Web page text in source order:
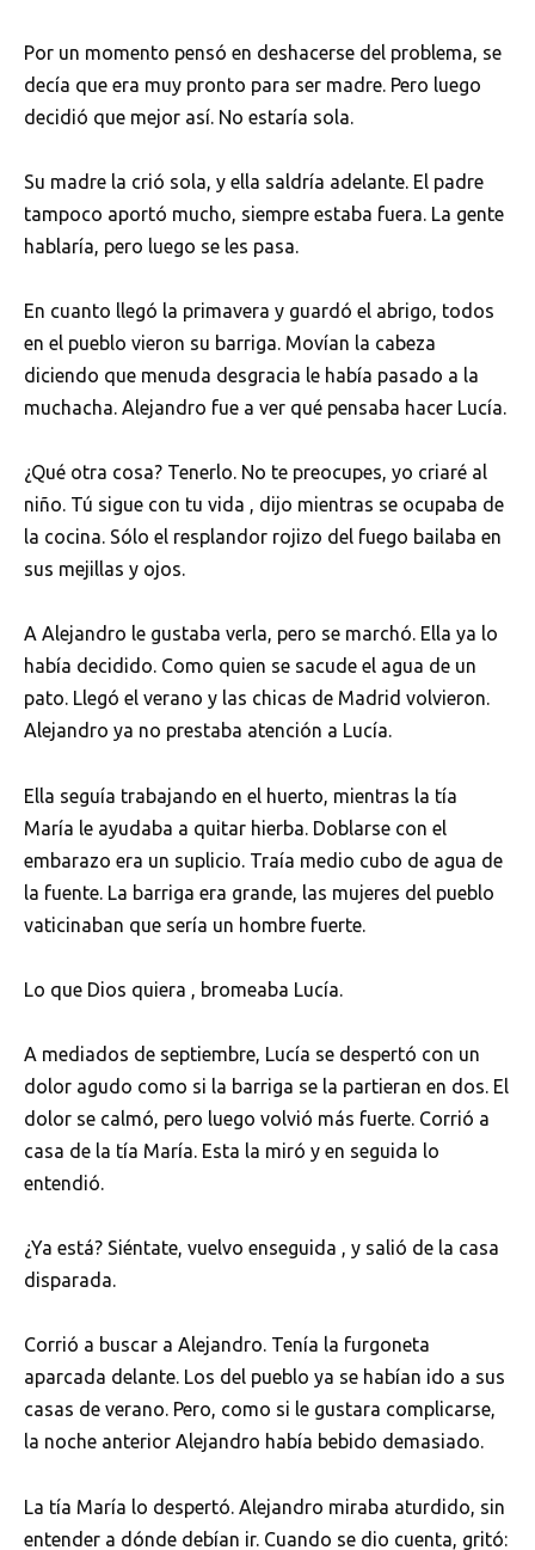
Por un momento pensó en deshacerse del problema, se
decía que era muy pronto para ser madre. Pero luego
decidió que mejor así. No estaría sola.
Su madre la crió sola, y ella saldría adelante. El padre
tampoco aportó mucho, siempre estaba fuera. La gente
hablaría, pero luego se les pasa.
En cuanto llegó la primavera y guardó el abrigo, todos
en el pueblo vieron su barriga. Movían la cabeza
diciendo que menuda desgracia le había pasado a la
muchacha. Alejandro fue a ver qué pensaba hacer Lucía.
¿Qué otra cosa? Tenerlo. No te preocupes, yo criaré al
niño. Tú sigue con tu vida , dijo mientras se ocupaba de
la cocina. Sólo el resplandor rojizo del fuego bailaba en
sus mejillas y ojos.
A Alejandro le gustaba verla, pero se marchó. Ella ya lo
había decidido. Como quien se sacude el agua de un
pato. Llegó el verano y las chicas de Madrid volvieron.
Alejandro ya no prestaba atención a Lucía.
Ella seguía trabajando en el huerto, mientras la tía
María le ayudaba a quitar hierba. Doblarse con el
embarazo era un suplicio. Traía medio cubo de agua de
la fuente. La barriga era grande, las mujeres del pueblo
vaticinaban que sería un hombre fuerte.
Lo que Dios quiera , bromeaba Lucía.
A mediados de septiembre, Lucía se despertó con un
dolor agudo como si la barriga se la partieran en dos. El
dolor se calmó, pero luego volvió más fuerte. Corrió a
casa de la tía María. Esta la miró y en seguida lo
entendió.
¿Ya está? Siéntate, vuelvo enseguida , y salió de la casa
disparada.
Corrió a buscar a Alejandro. Tenía la furgoneta
aparcada delante. Los del pueblo ya se habían ido a sus
casas de verano. Pero, como si le gustara complicarse,
la noche anterior Alejandro había bebido demasiado.
La tía María lo despertó. Alejandro miraba aturdido, sin
entender a dónde debían ir. Cuando se dio cuenta, gritó: